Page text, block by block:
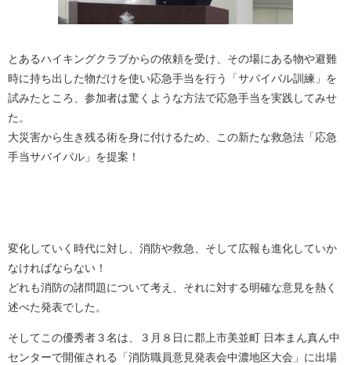
とあるハイキングクラブからの依頼を受け、その場にある物や避難
時に持ち出した物だけを使い応急手当を行う「サバイバル訓練」を
試みたところ、参加者は驚くような方法で応急手当を実践してみせ
た。
大災害から生き残る術を身に付けるため、この新たな救急法「応急
手当サバイバル」を提案！
変化していく時代に対し、消防や救急、そして広報も進化していか
なければならない！
どれも消防の諸問題について考え、それに対する明確な意見を熱く
述べた発表でした。
そしてこの優秀者３名は、３月８日に郡上市美並町 日本まん真ん中
センターで開催される「消防職員意見発表会中濃地区大会」に出場